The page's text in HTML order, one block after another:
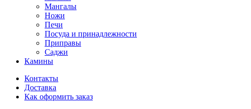
Мангалы
Ножи
Печи
Посуда и принадлежности
Приправы
Саджи
Камины
Контакты
Доставка
Как оформить заказ